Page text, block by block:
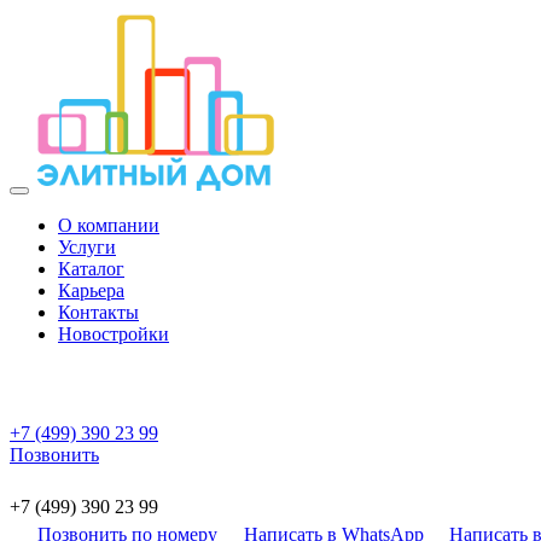
О компании
Услуги
Каталог
Карьера
Контакты
Новостройки
+7 (499) 390 23 99
Позвонить
+7 (499) 390 23 99
Позвонить по номеру
Написать в WhatsApp Написать